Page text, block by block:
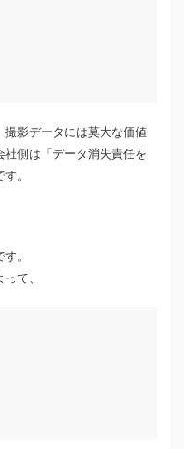
撮影データには莫大な価値
側は「データ消失責任を
。
。
て、